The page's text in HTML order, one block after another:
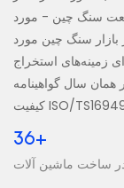
سنگ چین - مورد
بازار سنگ چین مورد
زمینه‌های استخراج
سال گواهینامه
36+